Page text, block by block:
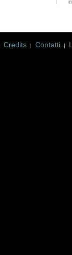
Credits | Contatti |